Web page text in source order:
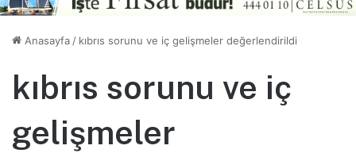
Anasayfa / kıbrıs sorunu ve iç gelişmeler değerlendirildi
kıbrıs sorunu ve iç
gelişmeler